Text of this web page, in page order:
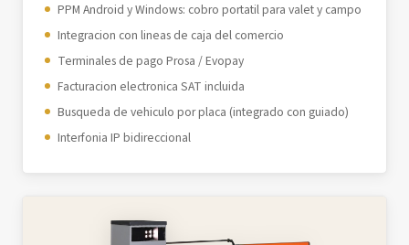
PPM Android y Windows: cobro portatil para valet y campo
Integracion con lineas de caja del comercio
Terminales de pago Prosa / Evopay
Facturacion electronica SAT incluida
Busqueda de vehiculo por placa (integrado con guiado)
Interfonia IP bidireccional